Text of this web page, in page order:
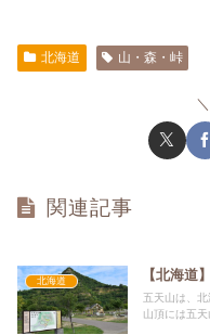
北海道 山・森・峠
関連記事
北海道 【北海
五天山は、
山頂には五